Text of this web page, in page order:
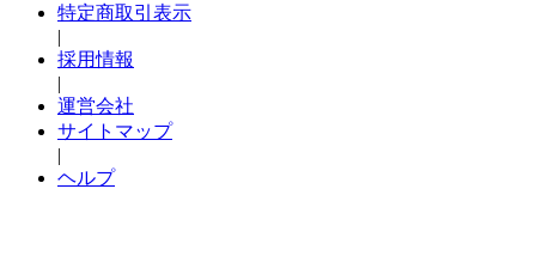
特定商取引表示
|
採用情報
|
運営会社
サイトマップ
|
ヘルプ